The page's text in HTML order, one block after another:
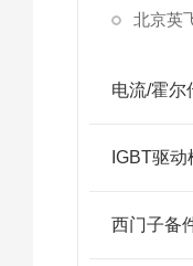
北京英
电流/霍尔
IGBT驱
西门子备